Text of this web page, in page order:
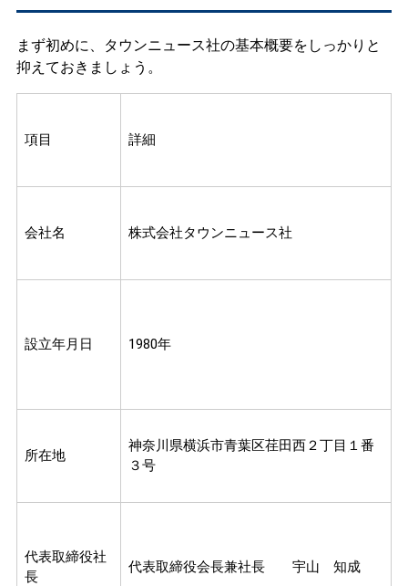
まず初めに、タウンニュース社の基本概要をしっかりと
抑えておきましょう。
項目 詳細
会社名 株式会社タウンニュース社
設立年月日 1980年
所在地
神奈川県横浜市青葉区荏田西２丁目１番
３号
代表取締役社
長
代表取締役会長兼社長 宇山 知成